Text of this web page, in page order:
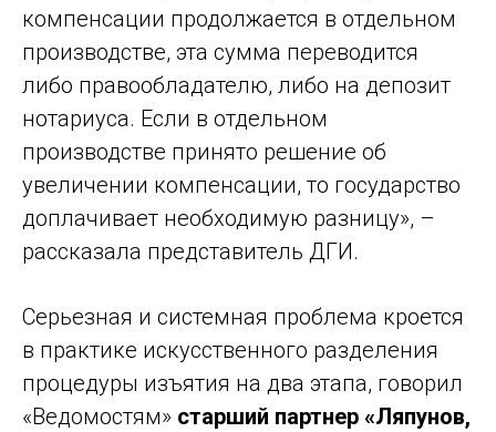
компенсации продолжается в отдельном
производстве, эта сумма переводится
либо правообладателю, либо на депозит
нотариуса. Если в отдельном
производстве принято решение об
увеличении компенсации, то государство
доплачивает необходимую разницу», –
рассказала представитель ДГИ.
Серьезная и системная проблема кроется
в практике искусственного разделения
процедуры изъятия на два этапа, говорил
«Ведомостям» старший партнер «Ляпунов,